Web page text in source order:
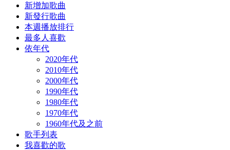
新增加歌曲
新發行歌曲
本週播放排行
最多人喜歡
依年代
2020年代
2010年代
2000年代
1990年代
1980年代
1970年代
1960年代及之前
歌手列表
我喜歡的歌